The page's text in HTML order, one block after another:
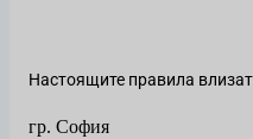
Настоящите правила
гр. София